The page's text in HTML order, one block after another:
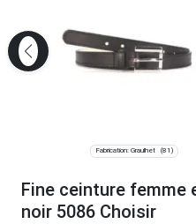
Fabrication: Graulhet (81)
Fine ceinture femme
noir 5086 Choisir